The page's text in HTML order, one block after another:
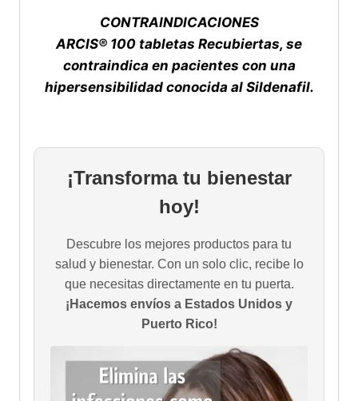
CONTRAINDICACIONES
ARCIS® 100 tabletas Recubiertas, se
contraindica en pacientes con una
hipersensibilidad conocida al Sildenafil.
¡Transforma tu bienestar
hoy!
Descubre los mejores productos para tu
salud y bienestar. Con un solo clic, recibe lo
que necesitas directamente en tu puerta.
¡Hacemos envíos a Estados Unidos y
Puerto Rico!